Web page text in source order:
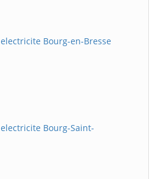
Bourg-en-Bresse
Bourg-Saint-